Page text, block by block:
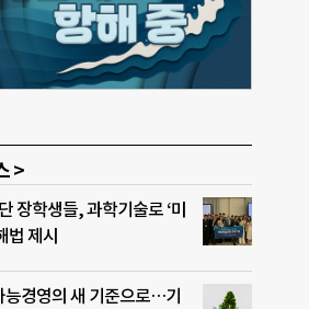
>
장학생들, 과학기술로 ‘미
법 제시
능경영의 새 기준으로…기